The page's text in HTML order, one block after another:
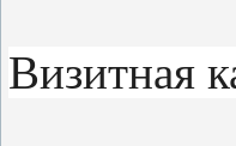
Визитная